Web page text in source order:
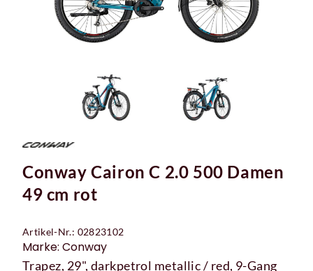
Conway Cairon C 2.0 500 Damen
49 cm rot
Artikel-Nr.: 02823102
Marke: Conway
Trapez, 29", darkpetrol metallic / red, 9-Gang